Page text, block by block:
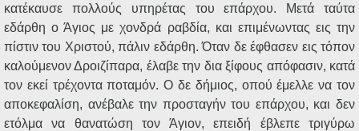
κατέκαυσε πολλούς υπηρέτας του επάρχου. Μετά ταύτα
εδάρθη ο Άγιος με χονδρά ραβδία, και επιμένωντας εις την
πίστιν του Χριστού, πάλιν εδάρθη. Όταν δε έφθασεν εις τόπον
καλούμενον Δροιζίπαρα, έλαβε την δια ξίφους απόφασιν, κατά
τον εκεί τρέχοντα ποταμόν. Ο δε δήμιος, οπού έμελλε να τον
αποκεφαλίση, ανέβαλε την προσταγήν του επάρχου, και δεν
ετόλμα να θανατώση τον Άγιον, επειδή έβλεπε τριγύρω